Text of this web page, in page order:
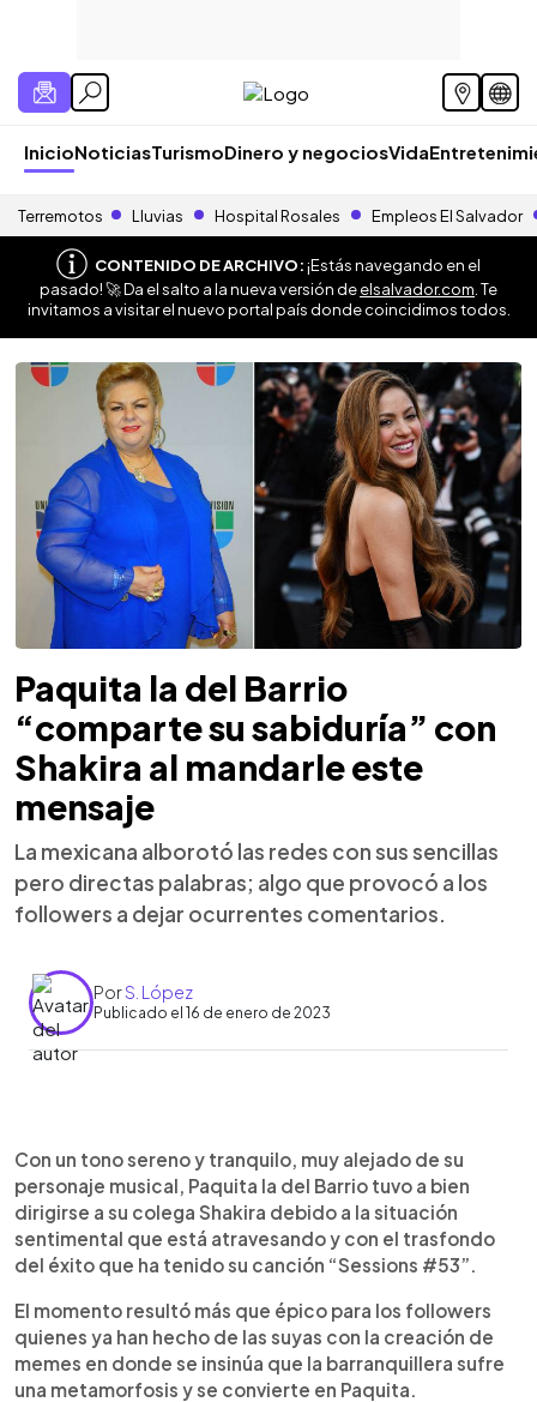
InicioNoticiasTurismoDinero y negociosVida
Terremotos Lluvias Hospital Rosales Empleos El Salvador
CONTENIDO DE ARCHIVO:¡Estás navegando en el
pasado! 🚀 Da el salto a la nueva versión deelsalvador.com . Te
invitamos a visitar el nuevo portal país donde coincidimos todos.
Paquita la del Barrio
“comparte su sabiduría” con
Shakira al mandarle este
mensaje
La mexicana alborotó las redes con sus sencillas
pero directas palabras; algo que provocó a los
followers a dejar ocurrentes comentarios.
PorS. López
Publicado el 16 de enero de 2023
Escuchar artículo
Con un tono sereno y tranquilo, muy alejado de su
personaje musical, Paquita la del Barrio tuvo a bien
dirigirse a su colega Shakira debido a la situación
sentimental que está atravesando y con el trasfondo
del éxito que ha tenido su canción “Sessions #53”.
El momento resultó más que épico para los followers
quienes ya han hecho de las suyas con la creación de
memes en donde se insinúa que la barranquillera sufre
una metamorfosis y se convierte en Paquita.